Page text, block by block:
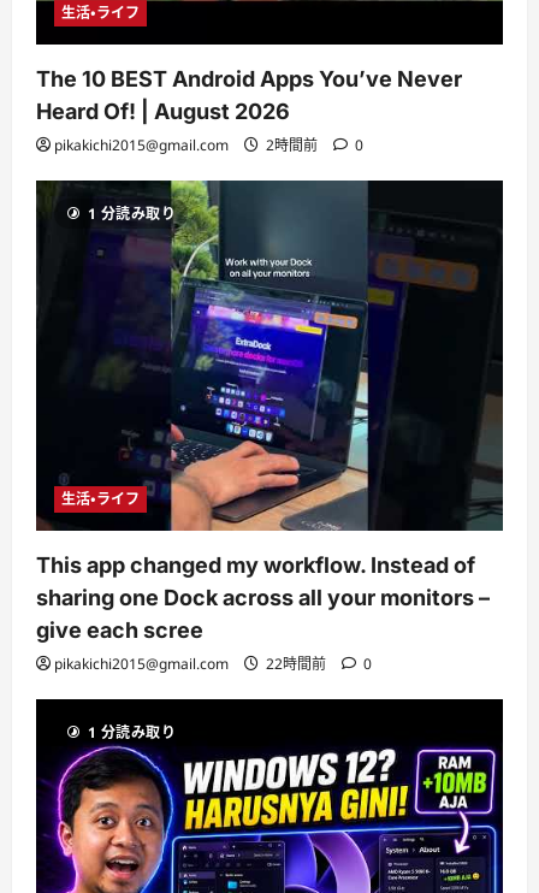
生活・ライフ
The 10 BEST Android Apps You’ve Never
Heard Of! | August 2026
pikakichi2015@gmail.com 2時間前 0
1 分読み取り
生活・ライフ
This app changed my workflow. Instead of
sharing one Dock across all your monitors –
give each scree
pikakichi2015@gmail.com 22時間前 0
1 分読み取り